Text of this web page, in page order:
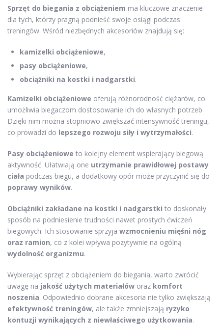
Sprzęt do biegania z obciążeniem ma kluczowe znaczenie
dla tych, którzy pragną podnieść swoje osiągi podczas
treningów. Wśród niezbędnych akcesoriów znajdują się:
kamizelki obciążeniowe,
pasy obciążeniowe,
obciążniki na kostki i nadgarstki.
Kamizelki obciążeniowe oferują różnorodność ciężarów, co
umożliwia biegaczom dostosowanie ich do własnych potrzeb.
Dzięki nim można stopniowo zwiększać intensywność treningu,
co prowadzi do lepszego rozwoju siły i wytrzymałości.
Pasy obciążeniowe to kolejny element wspierający biegową
aktywność. Ułatwiają one utrzymanie prawidłowej postawy
ciała podczas biegu, a dodatkowy opór może przyczynić się do
poprawy wyników.
Obciążniki zakładane na kostki i nadgarstki to doskonały
sposób na podniesienie trudności nawet prostych ćwiczeń
biegowych. Ich stosowanie sprzyja wzmocnieniu mięśni nóg
oraz ramion, co z kolei wpływa pozytywnie na ogólną
wydolność organizmu.
Wybierając sprzęt z obciążeniem do biegania, warto zwrócić
uwagę na jakość użytych materiałów oraz komfort
noszenia. Odpowiednio dobrane akcesoria nie tylko zwiększają
efektywność treningów, ale także zmniejszają ryzyko
kontuzji wynikających z niewłaściwego użytkowania.